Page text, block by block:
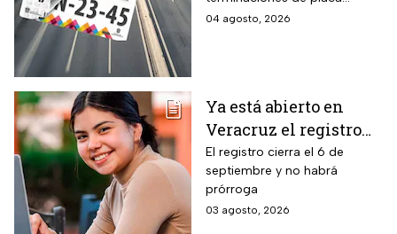
verificación
vehicular o recibirán
enfrentan el cierre de su
sanción de miles de pesos.
04 agosto, 2026
Ya está abierto en
Veracruz el registro
para becas de hasta
$3,000 pesos para
estudiantes de todos
los niveles: fecha
El registro cierra el 6 de
septiembre y no habrá
prórroga
03 agosto, 2026